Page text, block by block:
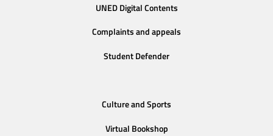
UNED Digital Contents
Complaints and appeals
Student Defender
Culture and Sports
Virtual Bookshop